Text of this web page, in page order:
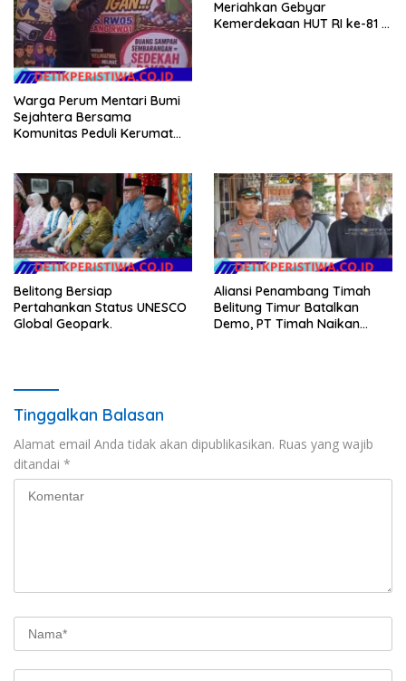
Warga Perum Mentari Bumi
Sejahtera Bersama
Komunitas Peduli Kerumat
Lingkungan
Meriahkan Gebyar
Kemerdekaan HUT RI ke-81 di
Belitong Bersiap
Pertahankan Status UNESCO
Global Geopark.
Aliansi Penambang Timah
Belitung Timur Batalkan
Demo, PT Timah Naikan
Tinggalkan Balasan
Alamat email Anda tidak akan dipublikasikan. Ruas yang wajib
ditandai *